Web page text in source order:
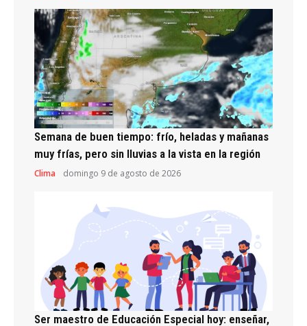
Semana de buen tiempo: frío, heladas y mañanas
muy frías, pero sin lluvias a la vista en la región
Clima domingo 9 de agosto de 2026
Ser maestro de Educación Especial hoy: enseñar,